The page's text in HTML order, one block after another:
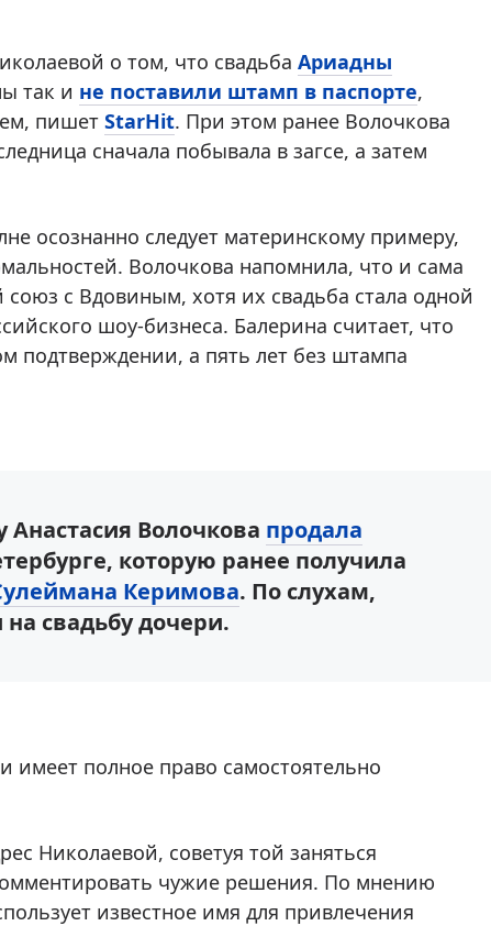
о том, что свадьба Ариадны
так и не поставили штамп в паспорте,
пишет StarHit. При этом ранее Волочкова
сначала побывала в загсе, а затем
осознанно следует материнскому примеру,
Волочкова напомнила, что и сама
с Вдовиным, хотя их свадьба стала одной
шоу-бизнеса. Балерина считает, что
подтверждении, а пять лет без штампа
Анастасия Волочкова продала
которую ранее получила
Керимова. По слухам,
свадьбу дочери.
полное право самостоятельно
Николаевой, советуя той заняться
чужие решения. По мнению
известное имя для привлечения